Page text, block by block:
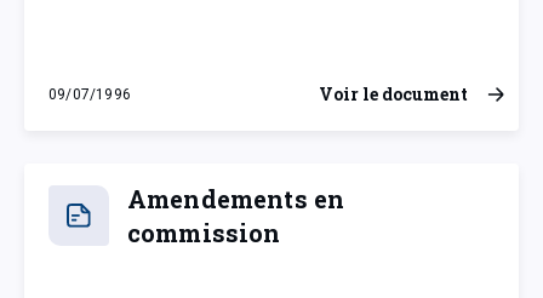
09/07/1996
mardi 9 juillet 1996
Voir le document
Amendements en
commission